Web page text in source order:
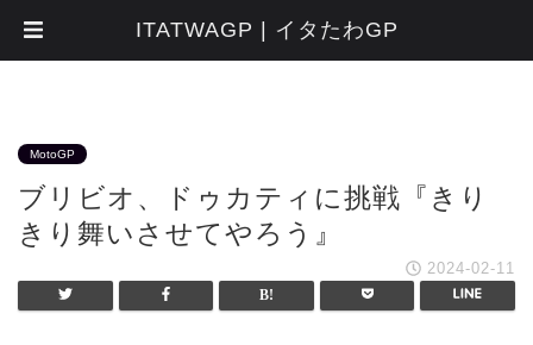
MotoGP
ブリビオ、ドゥカティに挑戦『きり
きり舞いさせてやろう』
2024-02-11
ITATWAGP | イタたわGP